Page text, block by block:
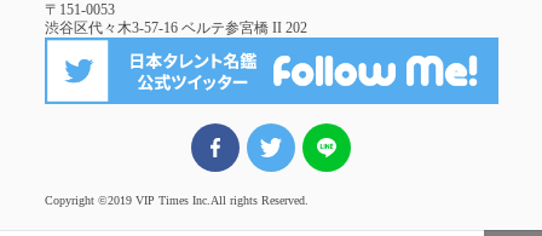
〒151-0053
渋谷区代々木3-57-16 ベルテ参宮橋 II 202
FBでシェアツイート
Copyright ©2019 VIP Times Inc. All rights Reserved.